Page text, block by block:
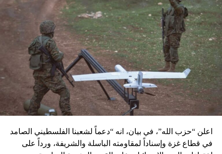
اعلن “حزب الله”، في بيان، انه “دعماً لشعبنا الفلسطيني الصامد
في قطاع غزة وإسناداً لمقاومته الباسلة ‌‏‌‏‌والشريفة، ورداً على